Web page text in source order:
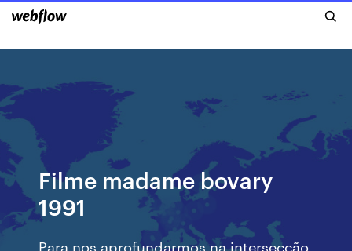
Filme madame bovary
1991
Para nos aprofundarmos na intersecção